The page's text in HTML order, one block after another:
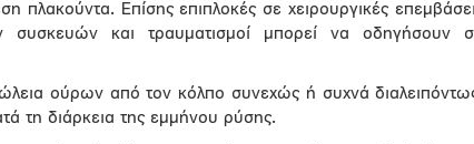
πλακούντα. Επίσης επιπλοκές σε χειρουργικές
συσκευών και τραυματισμοί μπορεί να οδηγήσουν
ούρων από τον κόλπο συνεχώς ή συχνά
τη διάρκεια της εμμήνου ρύσης.